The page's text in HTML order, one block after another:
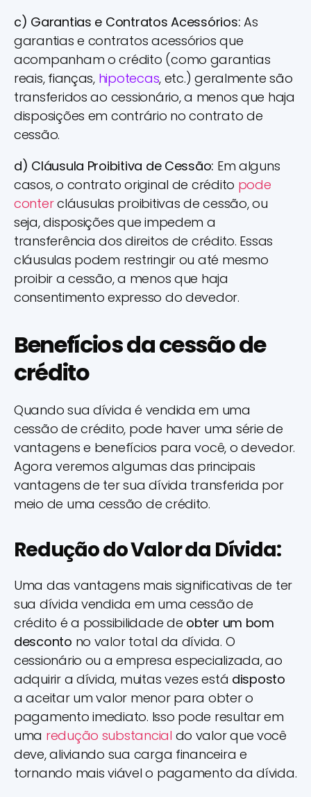
c) Garantias e Contratos Acessórios: As
garantias e contratos acessórios que
acompanham o crédito (como garantias
reais, fianças, hipotecas, etc.) geralmente são
transferidos ao cessionário, a menos que haja
disposições em contrário no contrato de
cessão.
d) Cláusula Proibitiva de Cessão: Em alguns
casos, o contrato original de crédito pode
contercláusulas proibitivas de cessão, ou
seja, disposições que impedem a
transferência dos direitos de crédito. Essas
cláusulas podem restringir ou até mesmo
proibir a cessão, a menos que haja
consentimento expresso do devedor.
Benefícios da cessão de
crédito
Quando sua dívida é vendida em uma
cessão de crédito, pode haver uma série de
vantagens e benefícios para você, o devedor.
Agora veremos algumas das principais
vantagens de ter sua dívida transferida por
meio de uma cessão de crédito.
Redução do Valor da Dívida:
Uma das vantagens mais significativas de ter
sua dívida vendida em uma cessão de
crédito é a possibilidade de obter um bom
desconto no valor total da dívida. O
cessionário ou a empresa especializada, ao
adquirir a dívida, muitas vezes está disposto
a aceitar um valor menor para obter o
pagamento imediato. Isso pode resultar em
uma redução substancial do valor que você
deve, aliviando sua carga financeira e
tornando mais viável o pagamento da dívida.